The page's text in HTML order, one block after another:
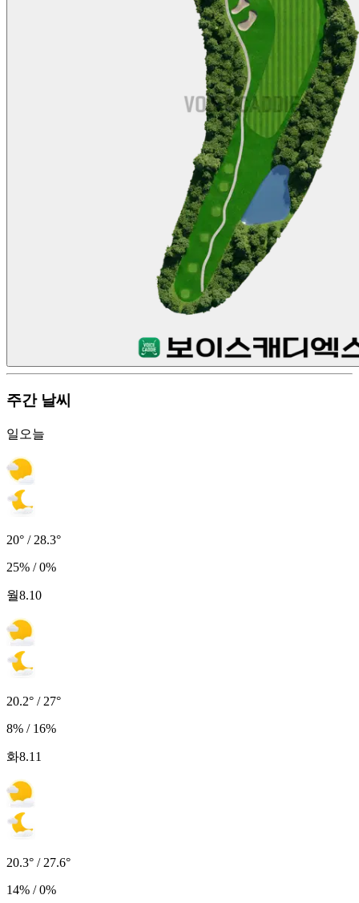
주간 날씨
일 오늘
20° / 28.3°
25% / 0%
월8.10
20.2° / 27°
8% / 16%
화8.11
20.3° / 27.6°
14% / 0%